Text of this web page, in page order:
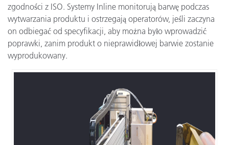
zgodności z ISO. Systemy Inline monitorują barwę podczas
wytwarzania produktu i ostrzegają operatorów, jeśli zaczyna
on odbiegać od specyfikacji, aby można było wprowadzić
poprawki, zanim produkt o nieprawidłowej barwie zostanie
wyprodukowany.